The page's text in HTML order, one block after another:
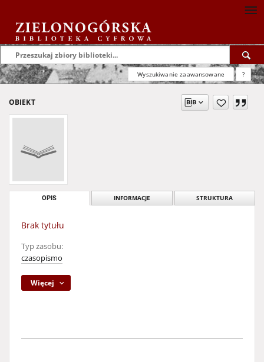
Wyszukiwanie zaawansowane ?
OBIEKT
OPIS INFORMACJE STRUKTURA
Brak tytułu
Typ zasobu:
czasopismo
Więcej